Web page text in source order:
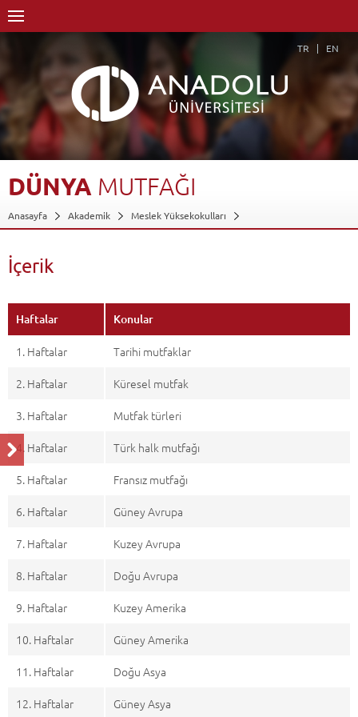
TR EN
DÜNYA MUTFAĞI
Anasayfa Akademik
Meslek Yüksekokulları
Otel, Lokanta ve İkram Hizmetleri Bölümü
Dersler - AKTS Kredileri
İçerik
Haftalar Konular
1. Haftalar
Tarihi mutfaklar
2. Haftalar
Küresel mutfak
3. Haftalar
Mutfak türleri
4. Haftalar
Türk halk mutfağı
5. Haftalar
Fransız mutfağı
6. Haftalar
Güney Avrupa
7. Haftalar
Kuzey Avrupa
8. Haftalar
Doğu Avrupa
9. Haftalar
Kuzey Amerika
10. Haftalar
Güney Amerika
11. Haftalar
Doğu Asya
12. Haftalar
Güney Asya